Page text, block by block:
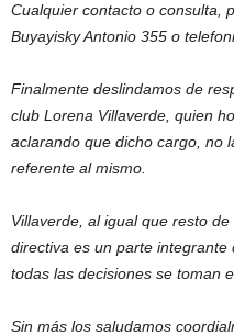
Cualquier contacto o consulta,
Buyayisky Antonio 355 o
Finalmente deslindamos de
club Lorena Villaverde, quien
aclarando que dicho cargo, no
referente al mismo.
Villaverde, al igual que resto
directiva es un parte
todas las decisiones se toman
Sin más los saludamos